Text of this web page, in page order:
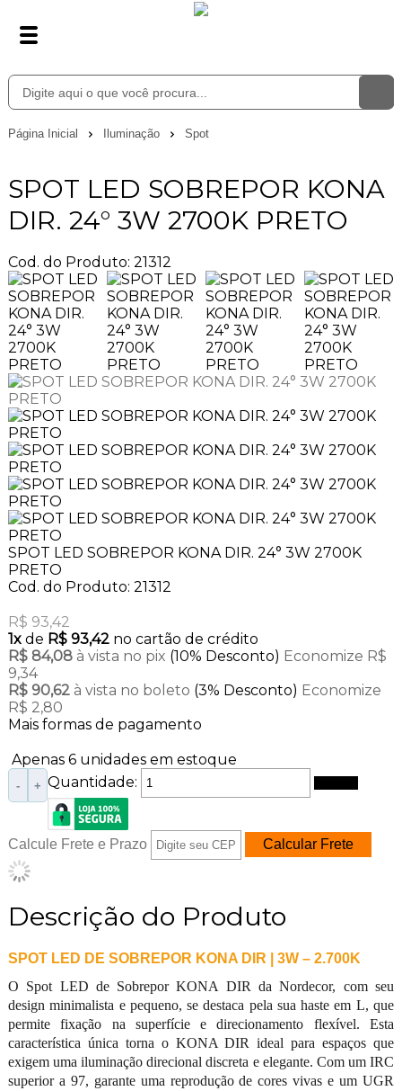
Página Inicial Iluminação Spot
SPOT LED SOBREPOR KONA
DIR. 24° 3W 2700K PRETO
Cod. do Produto: 21312
SPOT LED SOBREPOR KONA DIR. 24° 3W 2700K
PRETO
Cod. do Produto: 21312
R$ 93,42
1xde R$ 93,42 no cartão de crédito
R$ 84,08 à vista no pix (10% Desconto) Economize R$
9,34
R$ 90,62 à vista no boleto (3% Desconto) Economize
R$ 2,80
Mais formas de pagamento
Apenas 6 unidades em estoque
Quantidade:
- +
Calcule Frete e Prazo
Descrição do Produto
SPOT LED DE SOBREPOR KONA DIR | 3W – 2.700K
O Spot LED de Sobrepor KONA DIR da Nordecor, com seu
design minimalista e pequeno, se destaca pela sua haste em L, que
permite fixação na superfície e direcionamento flexível. Esta
característica única torna o KONA DIR ideal para espaços que
exigem uma iluminação direcional discreta e elegante. Com um IRC
superior a 97, garante uma reprodução de cores vivas e um UGR